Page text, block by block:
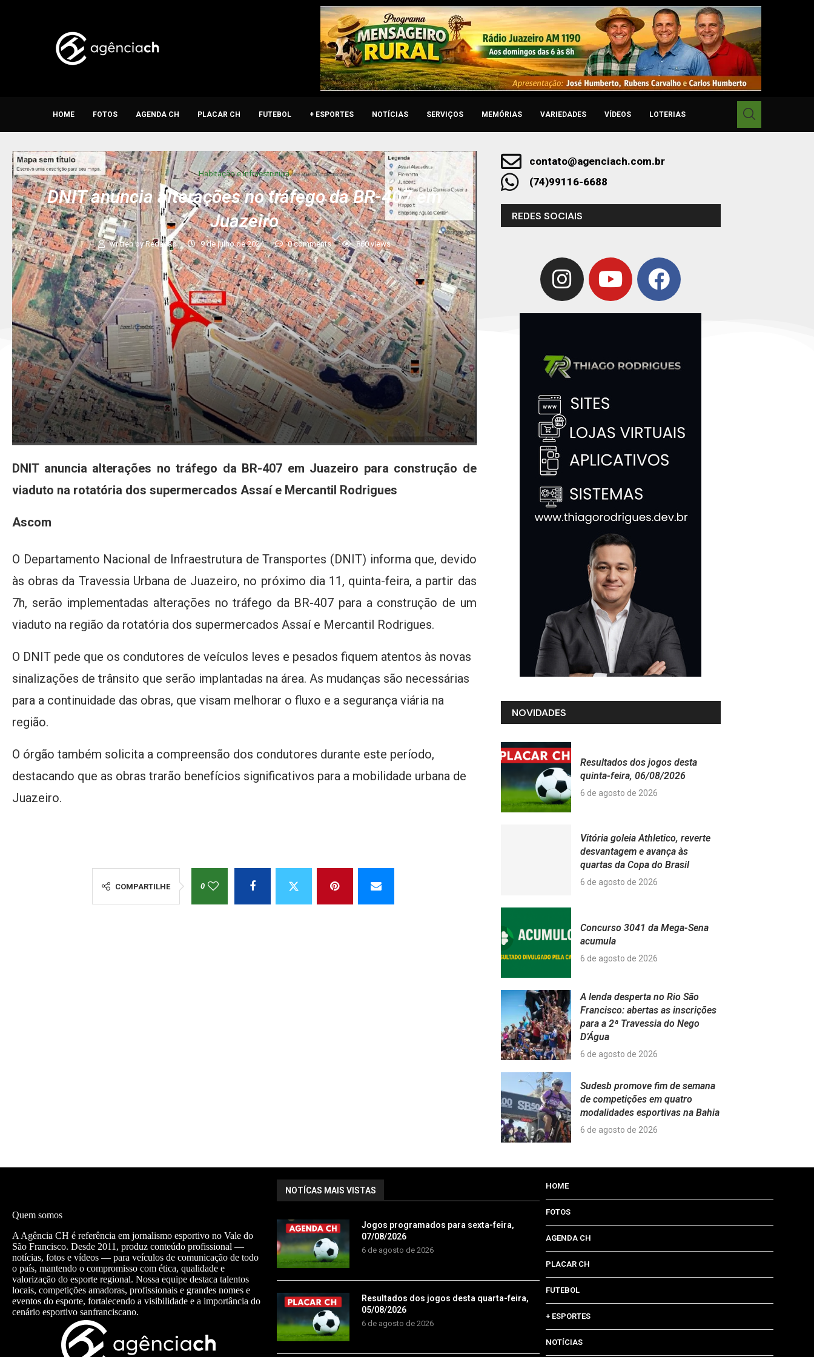
HOME FOTOS AGENDA CH PLACAR CH FUTEBOL + ESPORTES NOTÍCIAS SERVIÇOS MEMÓRIAS VARIEDADES VÍDEOS LOTERIAS
Habitação e Infraestrutura
DNIT anuncia alterações no tráfego da BR-407 em
Juazeiro
written byRedação 9 de julho de 2024 0 comments 860views
DNIT anuncia alterações no tráfego da BR-407 em Juazeiro para construção de
viaduto na rotatória dos supermercados Assaí e Mercantil Rodrigues
Ascom
O Departamento Nacional de Infraestrutura de Transportes (DNIT) informa que, devido
às obras da Travessia Urbana de Juazeiro, no próximo dia 11, quinta-feira, a partir das
7h, serão implementadas alterações no tráfego da BR-407 para a construção de um
viaduto na região da rotatória dos supermercados Assaí e Mercantil Rodrigues.
O DNIT pede que os condutores de veículos leves e pesados fiquem atentos às novas
sinalizações de trânsito que serão implantadas na área. As mudanças são necessárias
para a continuidade das obras, que visam melhorar o fluxo e a segurança viária na
região.
O órgão também solicita a compreensão dos condutores durante este período,
destacando que as obras trarão benefícios significativos para a mobilidade urbana de
Juazeiro.
COMPARTILHE 0
contato@agenciach.com.br
(74)99116-6688
REDES SOCIAIS
NOVIDADES
Resultados dos jogos desta
quinta-feira, 06/08/2026
6 de agosto de 2026
Vitória goleia Athletico, reverte
desvantagem e avança às
quartas da Copa do Brasil
6 de agosto de 2026
Concurso 3041 da Mega-Sena
acumula
6 de agosto de 2026
A lenda desperta no Rio São
Francisco: abertas as inscrições
para a 2ª Travessia do Nego
D’Água
6 de agosto de 2026
Sudesb promove fim de semana
de competições em quatro
modalidades esportivas na Bahia
6 de agosto de 2026
Quem somos
A Agência CH é referência em jornalismo esportivo no Vale do
São Francisco. Desde 2011, produz conteúdo profissional —
notícias, fotos e vídeos — para veículos de comunicação de todo
o país, mantendo o compromisso com ética, qualidade e
valorização do esporte regional. Nossa equipe destaca talentos
locais, competições amadoras, profissionais e grandes nomes e
eventos do esporte, fortalecendo a visibilidade e a importância do
cenário esportivo sanfranciscano.
NOTÍCAS MAIS VISTAS
Jogos programados para sexta-feira,
07/08/2026
6 de agosto de 2026
Resultados dos jogos desta quarta-feira,
05/08/2026
6 de agosto de 2026
HOME
FOTOS
AGENDA CH
PLACAR CH
FUTEBOL
+ ESPORTES
NOTÍCIAS